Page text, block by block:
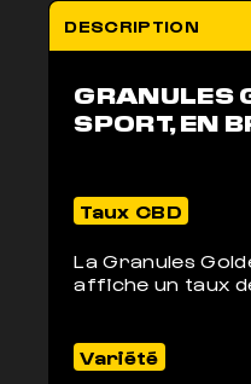
Non addictif
DESCRIPTION
GRANULES
SPORT, EN
Taux CBD
La Granules
affiche un taux
Variété